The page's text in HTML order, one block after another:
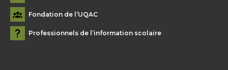
Fondation de l’UQAC
Professionnels de l’information scolaire